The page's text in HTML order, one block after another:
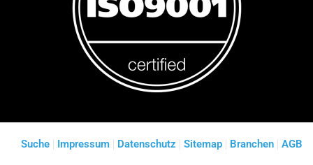
Suche Impressum Datenschutz Sitemap Branchen AGB